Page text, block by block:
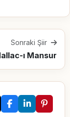
Sonraki Şiir
ı Mansur